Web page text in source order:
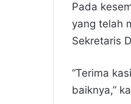
Pada
yang telah
Sekretaris
“Terima
baiknya,”